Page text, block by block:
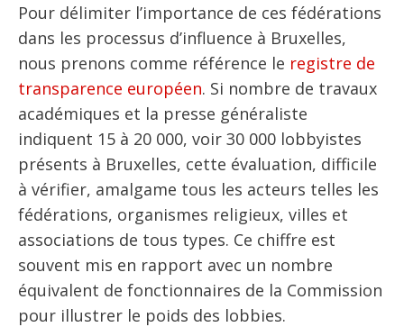
Pour délimiter l’importance de ces fédérations
dans les processus d’influence à Bruxelles,
nous prenons comme référence le registre de
transparence européen. Si nombre de travaux
académiques et la presse généraliste
indiquent 15 à 20 000, voir 30 000 lobbyistes
présents à Bruxelles, cette évaluation, difficile
à vérifier, amalgame tous les acteurs telles les
fédérations, organismes religieux, villes et
associations de tous types. Ce chiffre est
souvent mis en rapport avec un nombre
équivalent de fonctionnaires de la Commission
pour illustrer le poids des lobbies.